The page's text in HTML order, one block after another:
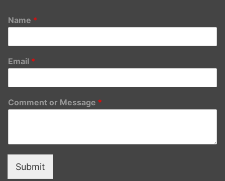
Name *
Email *
Comment or Message *
Submit